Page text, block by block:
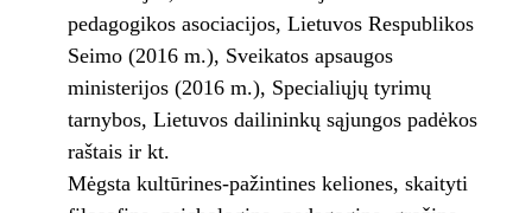
pedagogikos asociacijos, Lietuvos Respublikos
Seimo (2016 m.), Sveikatos apsaugos
ministerijos (2016 m.), Specialiųjų tyrimų
tarnybos, Lietuvos dailininkų sąjungos padėkos
raštais ir kt.
Mėgsta kultūrines-pažintines keliones, skaityti